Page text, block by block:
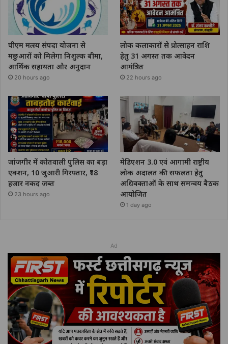
पीएम मत्स्य संपदा योजना से
मछुआरों को मिलेगा निशुल्क बीमा,
आर्थिक सहायता और अनुदान
20 hours ago
लोक कलाकारों से प्रोत्साहन राशि
हेतु 31 अगस्त तक आवेदन
आमंत्रित
22 hours ago
जांजगीर में कोतवाली पुलिस का बड़ा
एक्शन, 10 जुआरी गिरफ्तार, ₹18
हजार नकद जब्त
23 hours ago
मेडिएशन 3.0 एवं आगामी राष्ट्रीय
लोक अदालत की सफलता हेतु
अधिवक्ताओं के साथ समन्वय बैठक
आयोजित
1 day ago
Ad